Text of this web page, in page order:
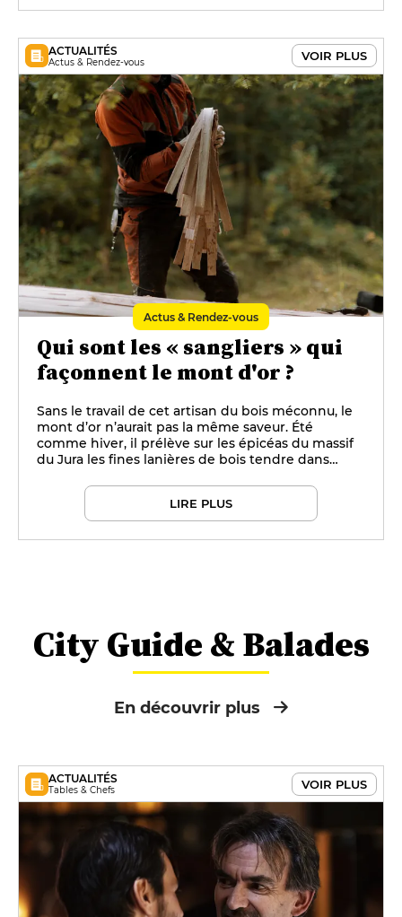
ACTUALITÉS
Actus & Rendez-vous VOIR PLUS
Actus & Rendez-vous
Qui sont les « sangliers » qui
façonnent le mont d'or ?
Sans le travail de cet artisan du bois méconnu, le
mont d’or n’aurait pas la même saveur. Été
comme hiver, il prélève sur les épicéas du massif
du Jura les fines lanières de bois tendre dans
emboîtés.
LIRE PLUS
City Guide & Balades
En découvrir plus
ACTUALITÉS
Tables & Chefs VOIR PLUS